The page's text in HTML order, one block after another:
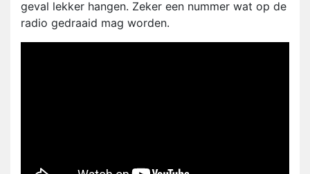
geval lekker hangen. Zeker een nummer wat op de
radio gedraaid mag worden.